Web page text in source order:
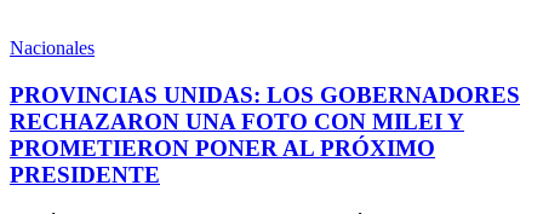
Nacionales
PROVINCIAS UNIDAS: LOS GOBERNADORES
RECHAZARON UNA FOTO CON MILEI Y
PROMETIERON PONER AL PRÓXIMO
PRESIDENTE